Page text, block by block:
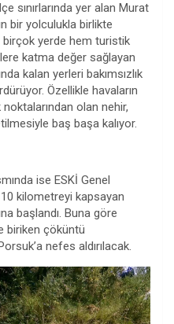
sınırlarında yer alan Murat
bir yolculukla birlikte
birçok yerde hem turistik
katma değer sağlayan
kalan yerleri bakımsızlık
Özellikle havaların
noktalarından olan nehir,
baş başa kalıyor.
ise ESKİ Genel
kilometreyi kapsayan
başlandı. Buna göre
biriken çöküntü
nefes aldırılacak.